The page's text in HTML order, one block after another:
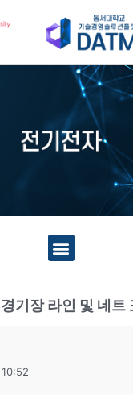
기장 라인 및 네트